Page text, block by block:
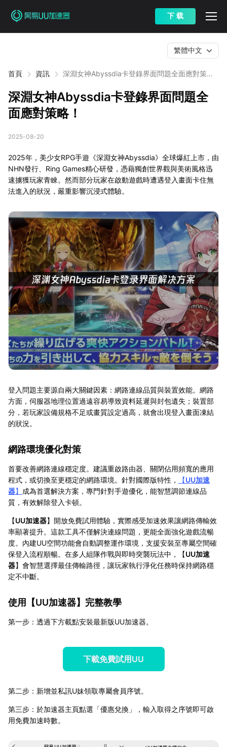
下 载
首頁 資訊
深淵女神Abyssdia卡登錄界面問題全面應對策
繁體中文
深淵女神Abyssdia卡登錄界面問題全
面應對策略！
2025-08-20
2025年，美少女RPG手遊《深淵女神Abyssdia》全球爆紅上市，由
NHN發行、Ring Games精心研發，憑藉獨創世界觀與美術風格迅
速擄獲玩家青睞。然而部分玩家在啟動遊戲時遭遇登入畫面卡住無
法進入的狀況，嚴重影響沉浸式體驗。
登入問題主要源自兩大關鍵因素：網路連線品質與裝置效能。網路
方面，伺服器地理位置過遠容易導致資料延遲與封包遺失；裝置部
分，若玩家設備規格不足或畫質設定過高，就會出現登入畫面凍結
的狀況。
網路環境優化對策
首要改善網路連線穩定度。建議重啟路由器、關閉佔用頻寬的應用
程式，或切換至更穩定的網路環境。針對國際版特性，
【UU加速
器】 成為首選解決方案，專門針對手遊優化，能智慧調節連線品
質，有效解除登入卡頓。
【UU加速器】開放免費試用體驗，實際感受加速效果讓網路傳輸效
率顯著提升。這款工具不僅解決連線問題，更能全面強化遊戲流暢
度。內建UU空間功能會自動調整運作環境，支援安裝至專屬空間確
保登入流程順暢。在多人組隊作戰與即時突襲玩法中，【UU加速
器】會智慧選擇最佳傳輸路徑，讓玩家執行淨化任務時保持網路穩
定不中斷。
使用【UU加速器】完整教學
第一步：透過下方載點安裝最新版UU加速器。
下載免費試用UU
第二步：新增並私訊U妹領取專屬會員序號。
第三步：於加速器主頁點選「優惠兌換」，輸入取得之序號即可啟
用免費加速時數。